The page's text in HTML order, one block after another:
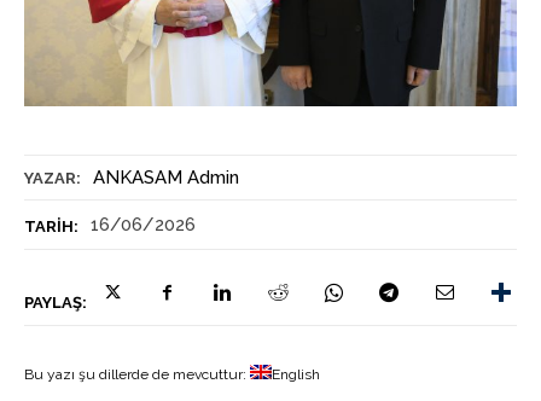
YAZAR: ANKASAM Admin
TARIH: 16/06/2026
PAYLAŞ:
Bu yazı şu dillerde de mevcuttur: English